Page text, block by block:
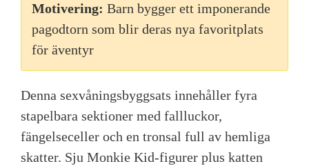
Motivering: Barn bygger ett imponerande
pagodtorn som blir deras nya favoritplats
för äventyr
Denna sexvåningsbyggsats innehåller fyra
stapelbara sektioner med fallluckor,
fängelseceller och en tronsal full av hemliga
skatter. Sju Monkie Kid-figurer plus katten